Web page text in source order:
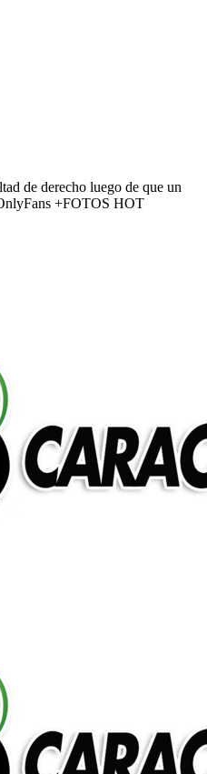
de derecho luego de que un
+FOTOS HOT